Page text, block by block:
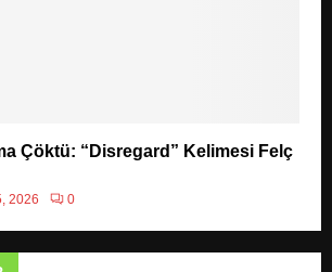
Çöktü: “Disregard” Kelimesi Felç
2026 0